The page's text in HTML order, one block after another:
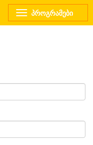
Toggle
navigation